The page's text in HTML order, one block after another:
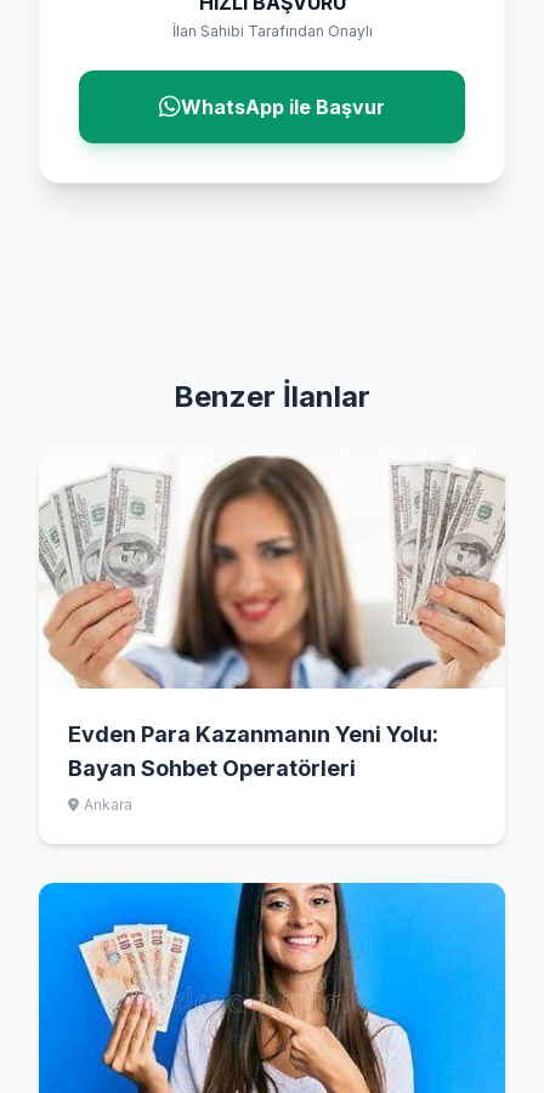
İlan Sahibi Tarafından Onaylı
WhatsApp ile Başvur
Benzer İlanlar
Evden Para Kazanmanın Yeni Yolu:
Bayan Sohbet Operatörleri
Ankara